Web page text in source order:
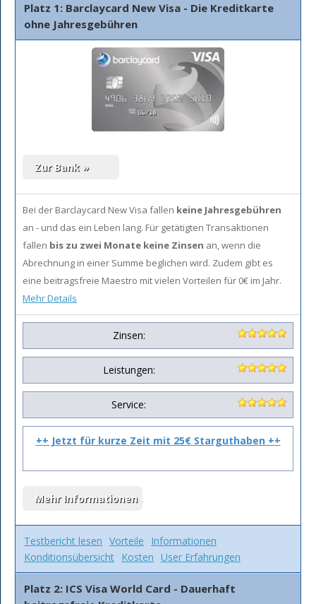
Platz 1: Barclaycard New Visa - Die Kreditkarte
ohne Jahresgebühren
Bei der Barclaycard New Visa fallen keine Jahresgebühren
an - und das ein Leben lang. Für getätigten Transaktionen
fallen bis zu zwei Monate keine Zinsen an, wenn die
Abrechnung in einer Summe beglichen wird. Zudem gibt es
eine beitragsfreie Maestro mit vielen Vorteilen für 0€ im Jahr.
Mehr Details
Zinsen:
Leistungen:
Service:
++ Jetzt für kurze Zeit mit 25€ Starguthaben ++
Testbericht lesen Vorteile
Informationen
Konditionsübersicht Kosten User Erfahrungen
Platz 2: ICS Visa World Card - Dauerhaft